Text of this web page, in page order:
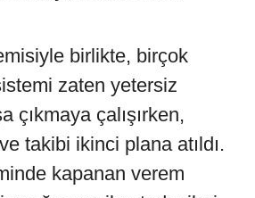
birlikte, birçok
zaten yetersiz
çıkmaya çalışırken,
takibi ikinci plana atıldı.
kapanan verem